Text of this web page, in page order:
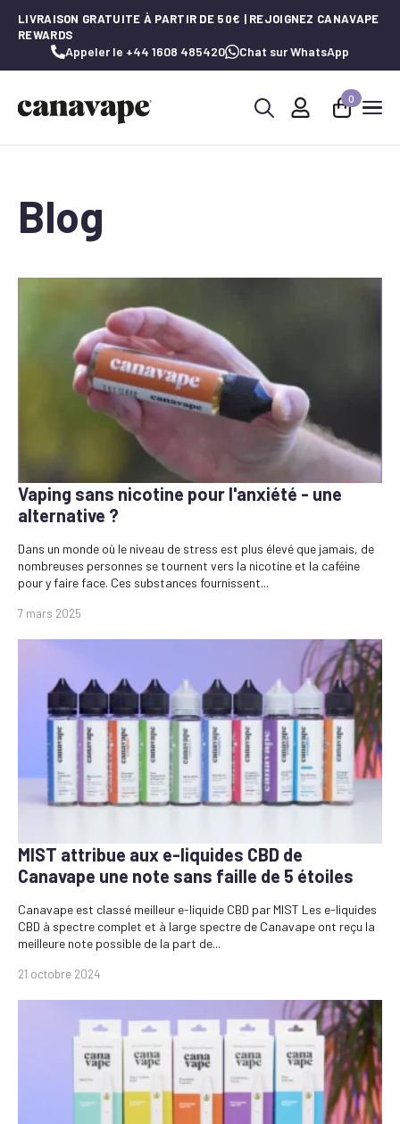
LIVRAISON GRATUITE À PARTIR DE 50€ | REJOIGNEZ CANAVAPE
REWARDS
Appeler le +44 1608 485420 Chat sur WhatsApp
0
Blog
Vaping sans nicotine pour l'anxiété - une
alternative ?
7 mars 2025
Dans un monde où le niveau de stress est plus élevé que jamais, de
nombreuses personnes se tournent vers la nicotine et la caféine
pour y faire face. Ces substances fournissent...
MIST attribue aux e-liquides CBD de
Canavape une note sans faille de 5 étoiles
21 octobre 2024
Canavape est classé meilleur e-liquide CBD par MIST Les e-liquides
CBD à spectre complet et à large spectre de Canavape ont reçu la
meilleure note possible de la part de...